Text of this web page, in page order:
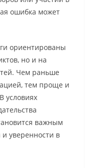
ошибка может
ориентированы
но и на
Чем раньше
тем проще и
условиях
важным
уверенности в